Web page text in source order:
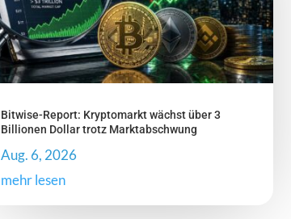
Bitwise-Report: Kryptomarkt wächst über 3
Billionen Dollar trotz Marktabschwung
Aug. 6, 2026
mehr lesen